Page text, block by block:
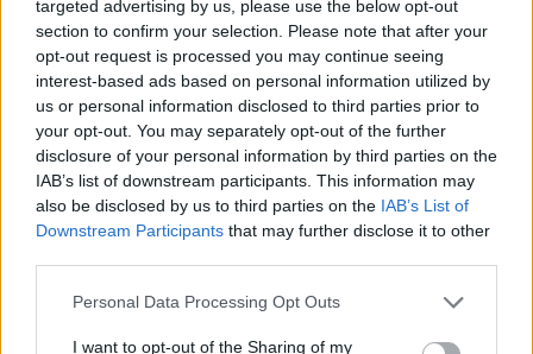
targeted advertising by us, please use the below opt-out
section to confirm your selection. Please note that after your
opt-out request is processed you may continue seeing
interest-based ads based on personal information utilized by
us or personal information disclosed to third parties prior to
your opt-out. You may separately opt-out of the further
disclosure of your personal information by third parties on the
IAB’s list of downstream participants. This information may
also be disclosed by us to third parties on the IAB’s List of
Downstream Participants that may further disclose it to other
Personal Data Processing Opt Outs
I want to opt-out of the Sharing of my
A kislány, akit nem védett meg senki –
Lyhanna története
T. Barnett: Gyilkosság a Garda-tónál 12.
T. szereti a fiatal lányokat 13. rész